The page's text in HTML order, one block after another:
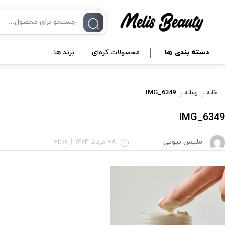
دسته بندی ها محصولات کره‌ای برند ها
خانه رسانه
IMG_6349
ملیس بیوتی 08 مرداد 1404 01:10